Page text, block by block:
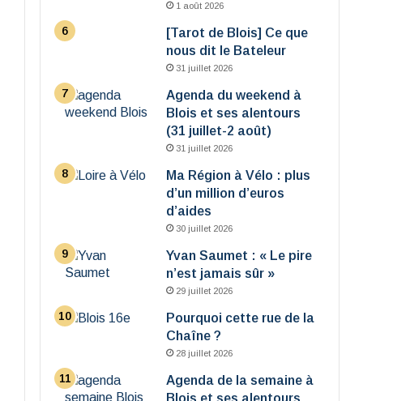
1 août 2026
[Tarot de Blois] Ce que
nous dit le Bateleur
31 juillet 2026
Agenda du weekend à
Blois et ses alentours
(31 juillet-2 août)
31 juillet 2026
Ma Région à Vélo : plus
d’un million d’euros
d’aides
30 juillet 2026
Yvan Saumet : « Le pire
n’est jamais sûr »
29 juillet 2026
Pourquoi cette rue de la
Chaîne ?
28 juillet 2026
Agenda de la semaine à
Blois et ses alentours